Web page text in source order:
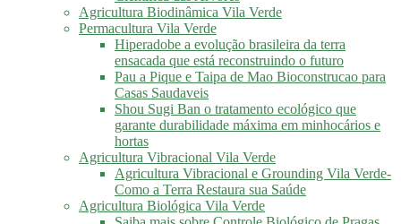
Agricultura Biodinâmica Vila Verde
Permacultura Vila Verde
Hiperadobe a evolução brasileira da terra
ensacada que está reconstruindo o futuro
Pau a Pique e Taipa de Mao Bioconstrucao para
Casas Saudaveis
Shou Sugi Ban o tratamento ecológico que
garante durabilidade máxima em minhocários e
hortas
Agricultura Vibracional Vila Verde
Agricultura Vibracional e Grounding Vila Verde-
Como a Terra Restaura sua Saúde
Agricultura Biológica Vila Verde